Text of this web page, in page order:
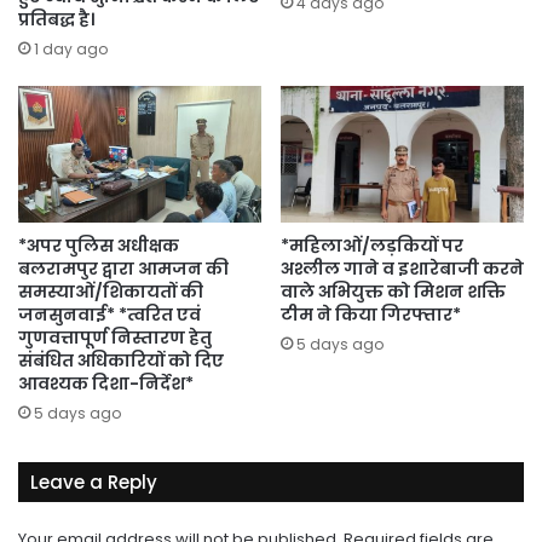
प्रतिबद्ध है।
1 day ago
*अपर पुलिस अधीक्षक
बलरामपुर द्वारा आमजन की
समस्याओं/शिकायतों की
जनसुनवाई* *त्वरित एवं
गुणवत्तापूर्ण निस्तारण हेतु
संबंधित अधिकारियों को दिए
आवश्यक दिशा-निर्देश*
5 days ago
*महिलाओं/लड़कियों पर
अश्लील गाने व इशारेबाजी करने
वाले अभियुक्त को मिशन शक्ति
टीम ने किया गिरफ्तार*
5 days ago
Leave a Reply